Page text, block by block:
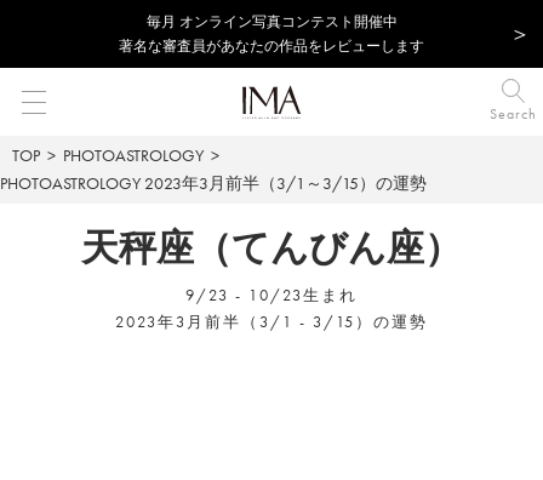
毎⽉ オンライン写真コンテスト開催中
著名な審査員があなたの作品をレビューします
Search
TOP
PHOTOASTROLOGY
PHOTOASTROLOGY 2023年3月前半（3/1～3/15）の運勢
天秤座（てんびん座）
9/23 - 10/23生まれ
2023年3月前半（3/1 - 3/15）の運勢